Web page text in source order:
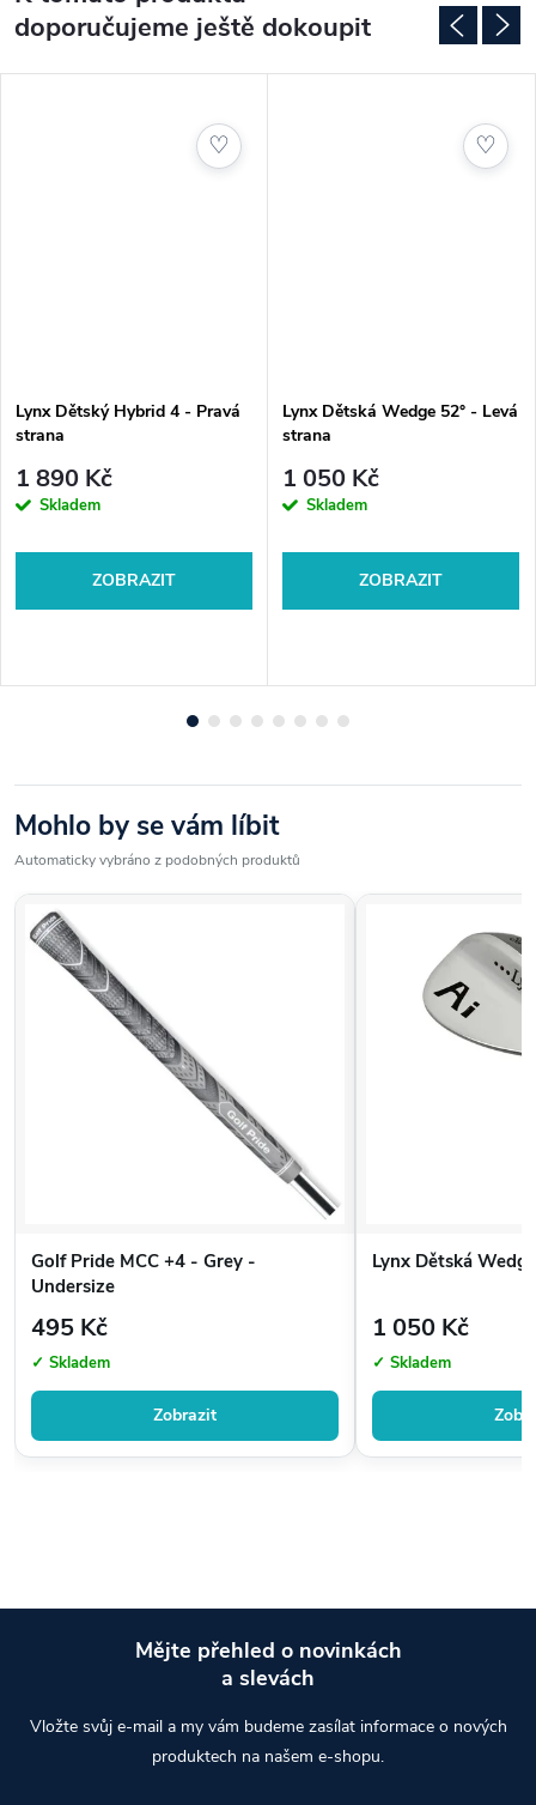
doporučujeme ještě dokoupit
Lynx Dětský Hybrid 4 - Pravá
strana
1 890 Kč
Skladem
ZOBRAZIT
♡
Lynx Dětská Wedge 52° - Levá
strana
1 050 Kč
Skladem
ZOBRAZIT
♡
Mohlo by se vám líbit
Automaticky vybráno z podobných produktů
Golf Pride MCC +4 - Grey -
Undersize
495 Kč
✓ Skladem
Zobrazit
Lynx Dětská
1 050 Kč
✓ Skladem
Mějte přehled o novinkách
a slevách
Vložte svůj e-mail a my vám budeme zasílat informace o nových
produktech na našem e-shopu.